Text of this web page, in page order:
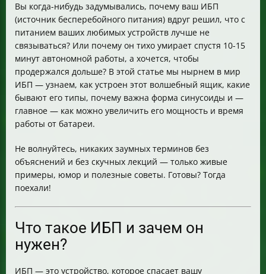
ИБП?
Какие аккумуляторы подходят для увеличения
автономности ИБП?
Какие технические моменты нужно учитывать при
увеличении мощности и автономности ИБП?
Какие альтернативы существуют помимо
модификации старого ИБП?
FAQ: Быстрые ответы на частые вопросы
Чек-лист для увеличения мощности и автономности
ИБП
Заключение
Вы когда-нибудь задумывались, почему ваш ИБП
(источник бесперебойного питания) вдруг решил, что с
питанием ваших любимых устройств лучше не
связываться? Или почему он тихо умирает спустя 10-15
минут автономной работы, а хочется, чтобы
продержался дольше? В этой статье мы нырнем в мир
ИБП — узнаем, как устроен этот волшебный ящик, какие
бывают его типы, почему важна форма синусоиды и —
главное — как можно увеличить его мощность и время
работы от батареи.
Не волнуйтесь, никаких заумных терминов без
объяснений и без скучных лекций — только живые
примеры, юмор и полезные советы. Готовы? Тогда
поехали!
Что такое ИБП и зачем он
нужен?
ИБП — это устройство, которое спасает вашу